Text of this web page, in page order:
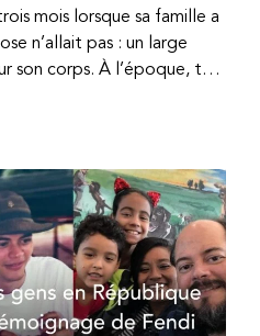
mois lorsque sa famille a
n’allait pas : un large
son corps. À l’époque, très
santé de République
encore largement
de facteur étaient chers
Afin que son traitement dure
parfois une dose
cause de ces soins limités,
manquait